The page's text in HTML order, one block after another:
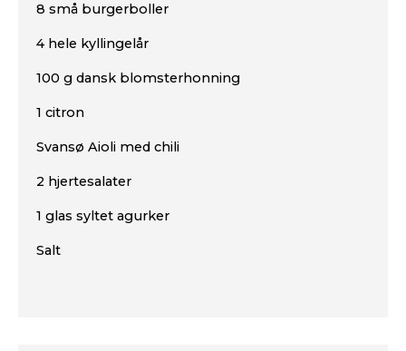
8 små burgerboller
4 hele kyllingelår
100 g dansk blomsterhonning
1 citron
Svansø Aioli med chili
2 hjertesalater
1 glas syltet agurker
Salt